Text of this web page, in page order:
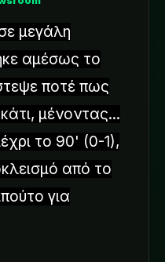
μεγάλη
αμέσως το
ποτέ πως
κάτι, μένοντας...
το 90' (0-1),
από το
για